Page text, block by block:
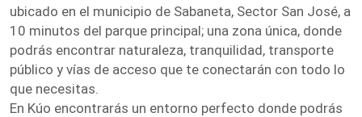
ubicado en el municipio de Sabaneta, Sector San José, a
10 minutos del parque principal; una zona única, donde
podrás encontrar naturaleza, tranquilidad, transporte
público y vías de acceso que te conectarán con todo lo
que necesitas.
En Kúo encontrarás un entorno perfecto donde podrás